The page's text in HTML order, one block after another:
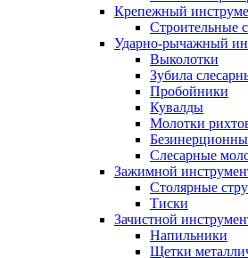
Крепежный
Строительные
Ударно-рычажный
Выколотки
Зубила
Пробойники
Кувалды
Молотки
Слесарные
Зажимной
Столярные
Тиски
Зачистной
Напильники
Щетки